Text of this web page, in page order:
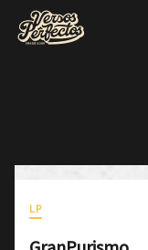
LP